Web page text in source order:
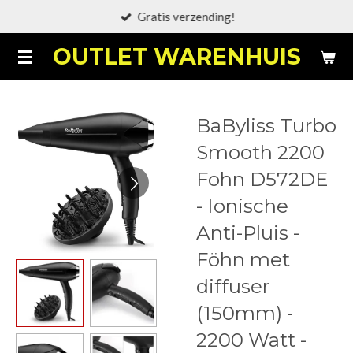
naar
de
OUTLET WARENHUIS
Gratis verzending!
BaByliss Turbo
Smooth 2200
Fohn D572DE
- Ionische
Anti-Pluis -
Föhn met
diffuser
(150mm) -
2200 Watt -